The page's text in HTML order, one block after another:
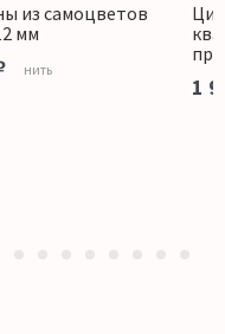
из самоцветов
мм
нить
1